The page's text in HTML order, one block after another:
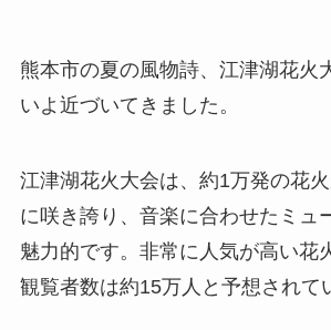
熊本市の夏の風物詩、江津湖花火
いよ近づいてきました。
江津湖花火大会は、約1万発の花
に咲き誇り、音楽に合わせたミュ
魅力的です。非常に人気が高い花
観覧者数は約15万人と予想されて